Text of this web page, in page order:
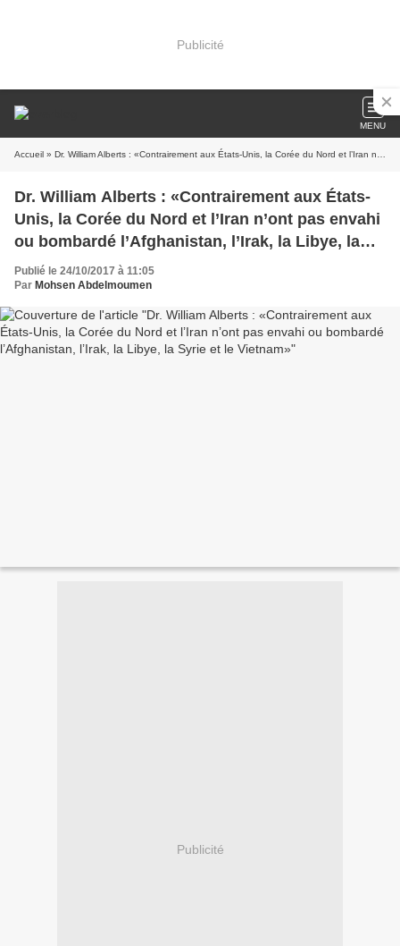
Publicité
MENU
Accueil » Dr. William Alberts : «Contrairement aux États-Unis, la Corée du Nord et l’Iran n’ont pas envahi ou bombardé l’Afghanistan, l’Irak, la Libye, la Syrie et le Vietnam»
Dr. William Alberts : «Contrairement aux États-
Unis, la Corée du Nord et l’Iran n’ont pas envahi
ou bombardé l’Afghanistan, l’Irak, la Libye, la
Syrie et le Vietnam»
Publié le 24/10/2017 à 11:05
Par Mohsen Abdelmoumen
Publicité